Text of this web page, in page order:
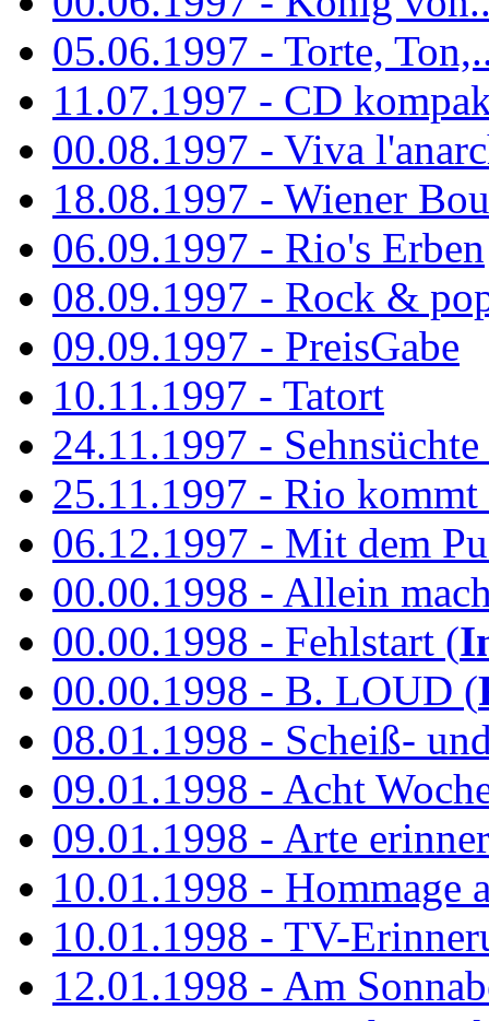
05.06.1997 - Torte,
11.07.1997 - CD
00.08.1997 - Viva
18.08.1997 - Wiener
06.09.1997 - Rio's Erben
08.09.1997 - Rock &
09.09.1997 - PreisGabe
10.11.1997 - Tatort
24.11.1997 -
25.11.1997 - Rio kommt
06.12.1997 - Mit dem
00.00.1998 - Allein
00.00.1998 - Fehlstart (
00.00.1998 - B. LOUD (
08.01.1998 - Scheiß-
09.01.1998 - Acht
09.01.1998 - Arte
10.01.1998 - Hommage
10.01.1998 - TV-
12.01.1998 - Am